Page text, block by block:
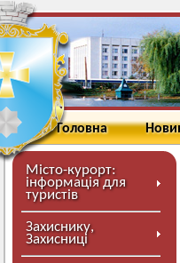
Головна
Місто-курорт:
інформація для
туристів
Захиснику,
Захисниці